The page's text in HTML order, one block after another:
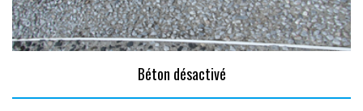
Béton désactivé